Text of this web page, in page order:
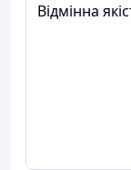
Відмінна